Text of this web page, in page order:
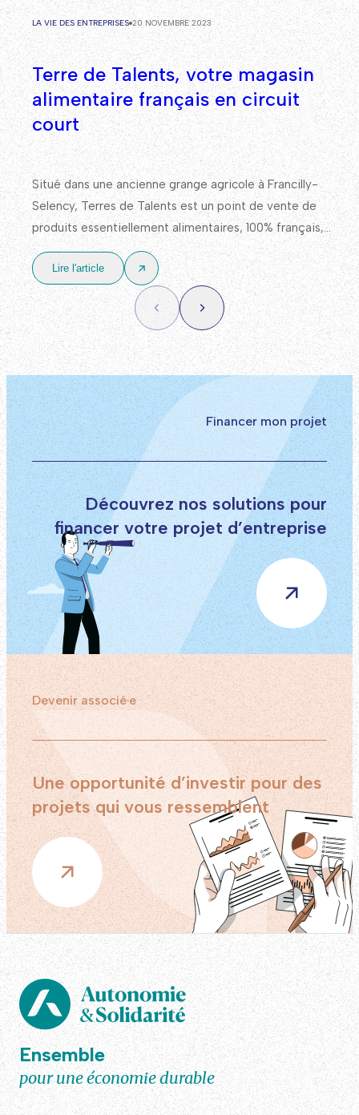
LA VIE DES ENTREPRISES 20 NOVEMBRE 2023
Terre de Talents, votre magasin
alimentaire français en circuit
court
Situé dans une ancienne grange agricole à Francilly-
Selency, Terres de Talents est un point de vente de
produits essentiellement alimentaires, 100% français,
avec un approvisionnement en priorité auprès de
producteurs et d’acteurs locaux.
Lire l'article
Financer mon projet
Découvrez nos solutions pour
financer votre projet d’entreprise
Devenir associé·e
Une opportunité d’investir pour des
projets qui vous ressemblent
Ensemble
pour une économie durable